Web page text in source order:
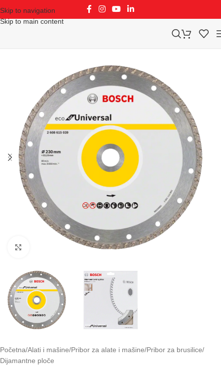
Skip to navigation
Skip to main content
Klikni za uvećavanje
Početna/Alati i mašine/Pribor za alate i mašine/Pribor za brusilice/
Dijamantne ploče